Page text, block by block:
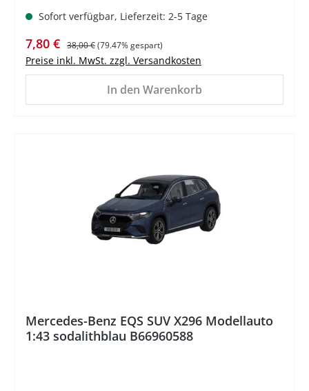
Sofort verfügbar, Lieferzeit: 2-5 Tage
Verkaufspreis:
7,80 € Regulärer Preis:
38,00 €(79.47% gespart)
Preise inkl. MwSt. zzgl. Versandkosten
In den Warenkorb
Mercedes-Benz EQS SUV X296 Modellauto
1:43 sodalithblau B66960588